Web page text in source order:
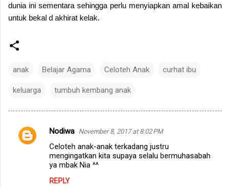
dunia ini sementara sehingga perlu menyiapkan amal kebaikan
untuk bekal d akhirat kelak.
anak Belajar Agama Celoteh Anak curhat ibu
keluarga tumbuh kembang anak
C
Nodiwa November 8, 2017 at 8:02 PM
Celoteh anak-anak terkadang justru
mengingatkan kita supaya selalu bermuhasabah
ya mbak Nia ^^
REPLY